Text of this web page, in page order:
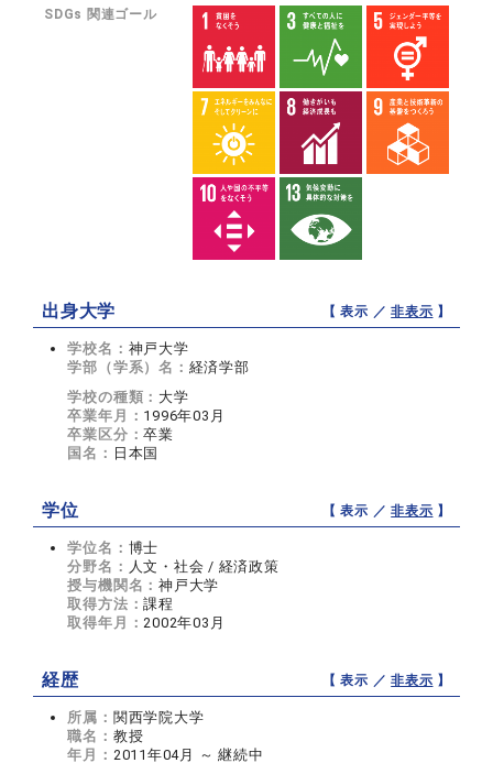
SDGs 関連ゴール
出身大学 【 表示 ／非表示 】
学校名： 神戸大学
学部（学系）名： 経済学部
学校の種類： 大学
卒業年月： 1996年03月
卒業区分：卒業
国名： 日本国
学位 【 表示 ／非表示 】
学位名： 博士
分野名： 人文・社会 / 経済政策
授与機関名：神戸大学
取得方法：課程
取得年月： 2002年03月
経歴 【 表示 ／非表示 】
所属： 関西学院大学
職名： 教授
年月： 2011年04月 ～ 継続中